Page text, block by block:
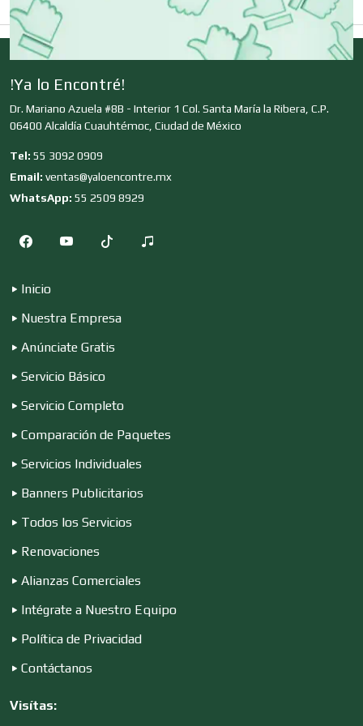
Clínicas de Rehabilitación
Clínicas y Hospitales
Clubes Deportivos
Cocinas Integrales
Construcciones en General
Contadores
Control de Plagas
!Ya lo Encontré!
Dr. Mariano Azuela #8B - Interior 1 Col. Santa María la Ribera, C.P.
06400 Alcaldía Cuauhtémoc, Ciudad de México
Tel: 55 3092 0909
Email: ventas@yaloencontre.mx
WhatsApp: 55 2509 8929
Inicio
Nuestra Empresa
Anúnciate Gratis
Servicio Básico
Servicio Completo
Comparación de Paquetes
Servicios Individuales
Banners Publicitarios
Todos los Servicios
Renovaciones
Alianzas Comerciales
Intégrate a Nuestro Equipo
Política de Privacidad
Contáctanos
Visítas: